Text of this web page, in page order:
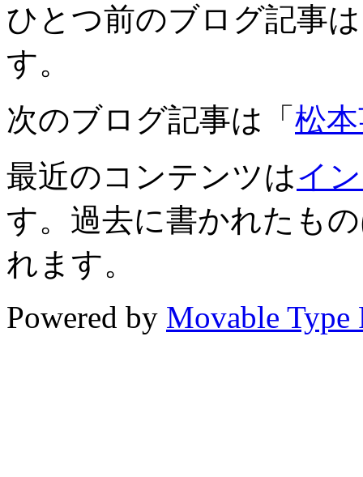
ひとつ前のブログ記事
す。
次のブログ記事は「 松
最近のコンテンツはイ
す。過去に書かれたも
れます。
Powered by Movable Type